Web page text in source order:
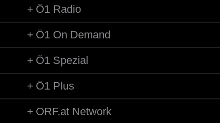
Ö1 Radio
Ö1 On Demand
Ö1 Spezial
Ö1 Plus
ORF.at Network